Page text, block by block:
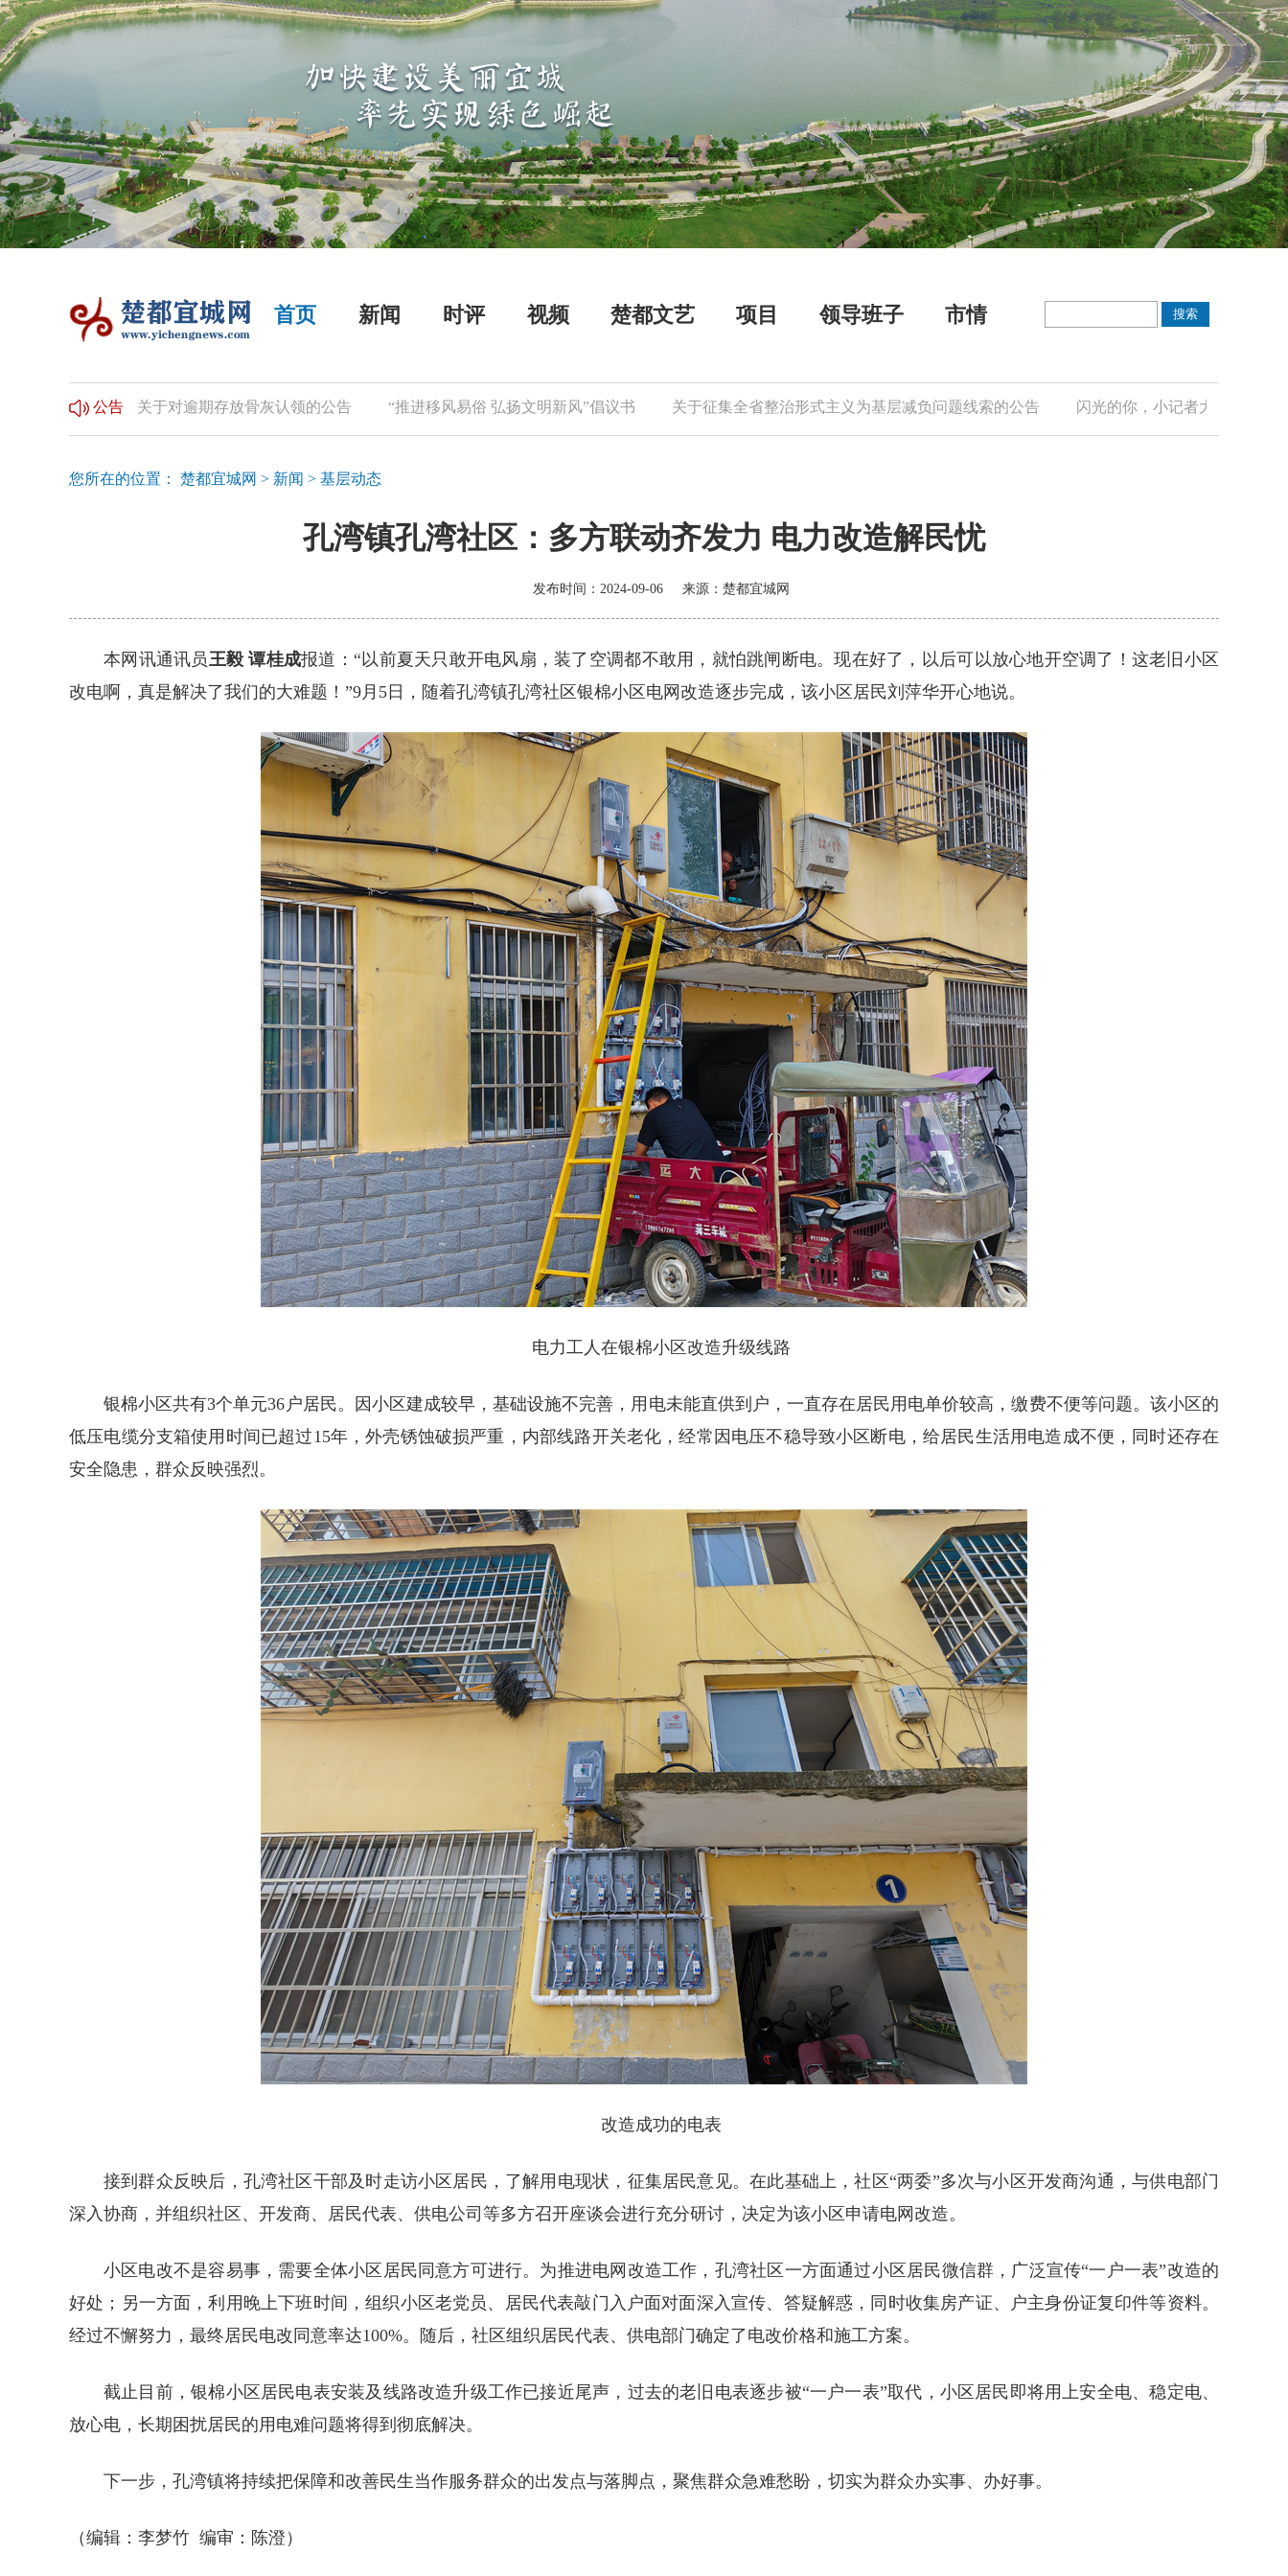
首页 新闻 时评 视频 楚都文艺 项目 领导班子 市情
公告
关于对逾期存放骨灰认领的公告 “推进移风易俗 弘扬文明新风”倡议书 关于征集全省整治形式主义为基层减负问题线索的公告 闪光的你，小记者大世界——宜城市
您所在的位置： 楚都宜城网 > 新闻 > 基层动态
孔湾镇孔湾社区：多方联动齐发力 电力改造解民忧
发布时间：2024-09-06 来源： 楚都宜城网
本网讯通讯员王毅 谭桂成报道：“以前夏天只敢开电风扇，装了空调都不敢用，就怕跳闸断电。现在好了，以后可以放心地开空调了！这老旧小区
改电啊，真是解决了我们的大难题！”9月5日，随着孔湾镇孔湾社区银棉小区电网改造逐步完成，该小区居民刘萍华开心地说。
电力工人在银棉小区改造升级线路
银棉小区共有3个单元36户居民。因小区建成较早，基础设施不完善，用电未能直供到户，一直存在居民用电单价较高，缴费不便等问题。该小区的
低压电缆分支箱使用时间已超过15年，外壳锈蚀破损严重，内部线路开关老化，经常因电压不稳导致小区断电，给居民生活用电造成不便，同时还存在
安全隐患，群众反映强烈。
改造成功的电表
接到群众反映后，孔湾社区干部及时走访小区居民，了解用电现状，征集居民意见。在此基础上，社区“两委”多次与小区开发商沟通，与供电部门
深入协商，并组织社区、开发商、居民代表、供电公司等多方召开座谈会进行充分研讨，决定为该小区申请电网改造。
小区电改不是容易事，需要全体小区居民同意方可进行。为推进电网改造工作，孔湾社区一方面通过小区居民微信群，广泛宣传“一户一表”改造的
好处；另一方面，利用晚上下班时间，组织小区老党员、居民代表敲门入户面对面深入宣传、答疑解惑，同时收集房产证、户主身份证复印件等资料。
经过不懈努力，最终居民电改同意率达100%。随后，社区组织居民代表、供电部门确定了电改价格和施工方案。
截止目前，银棉小区居民电表安装及线路改造升级工作已接近尾声，过去的老旧电表逐步被“一户一表”取代，小区居民即将用上安全电、稳定电、
放心电，长期困扰居民的用电难问题将得到彻底解决。
下一步，孔湾镇将持续把保障和改善民生当作服务群众的出发点与落脚点，聚焦群众急难愁盼，切实为群众办实事、办好事。
（编辑：李梦竹 编审：陈澄）